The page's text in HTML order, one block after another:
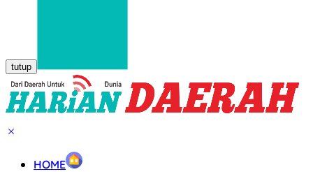
tutup
HOME